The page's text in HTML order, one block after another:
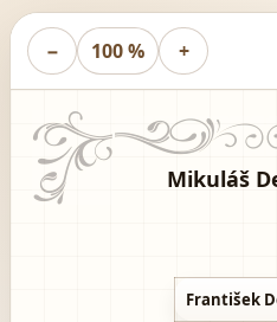
− 100 % +
Mikuláš
František